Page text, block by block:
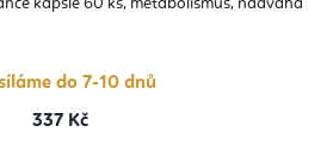
kapsle 60 ks, metabolismus, nadváha
do 7-10 dnů
337 Kč